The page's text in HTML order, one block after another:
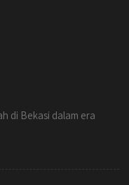
di Bekasi dalam era